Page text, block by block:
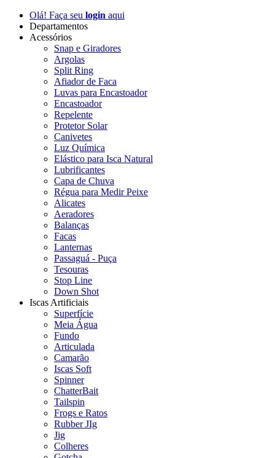
Olá! Faça seu login aqui
Departamentos
Acessórios
Snap e Giradores
Argolas
Split Ring
Afiador de Faca
Luvas para Encastoador
Encastoador
Repelente
Protetor Solar
Canivetes
Luz Química
Elástico para Isca Natural
Lubrificantes
Capa de Chuva
Régua para Medir Peixe
Alicates
Aeradores
Balanças
Facas
Lanternas
Passaguá - Puça
Tesouras
Stop Line
Down Shot
Iscas Artificiais
Superfície
Meia Água
Fundo
Articulada
Camarão
Iscas Soft
Spinner
ChatterBait
Tailspin
Frogs e Ratos
Rubber JIg
Jig
Colheres